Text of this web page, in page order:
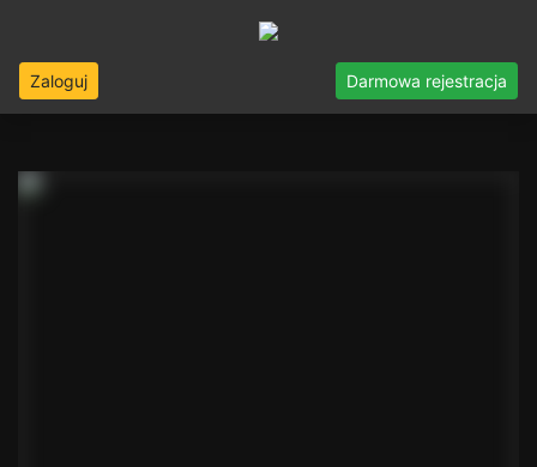
Zaloguj Darmowa rejestracja